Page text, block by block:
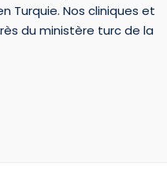
Turquie. Nos cliniques et
du ministère turc de la